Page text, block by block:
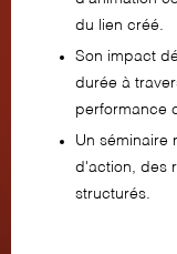
du lien créé.
Son impact
durée à
performance
Un séminaire
d'action, des
structurés.